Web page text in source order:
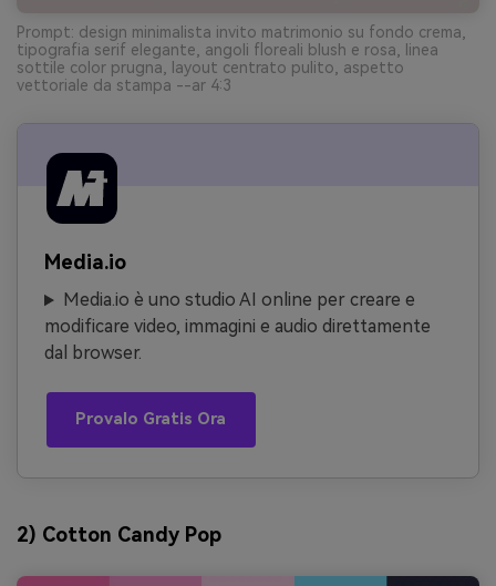
Prompt: design minimalista invito matrimonio su fondo crema,
tipografia serif elegante, angoli floreali blush e rosa, linea
sottile color prugna, layout centrato pulito, aspetto
vettoriale da stampa --ar 4:3
Media.io
Media.io è uno studio AI online per creare e
modificare video, immagini e audio direttamente
dal browser.
Provalo Gratis Ora
2) Cotton Candy Pop